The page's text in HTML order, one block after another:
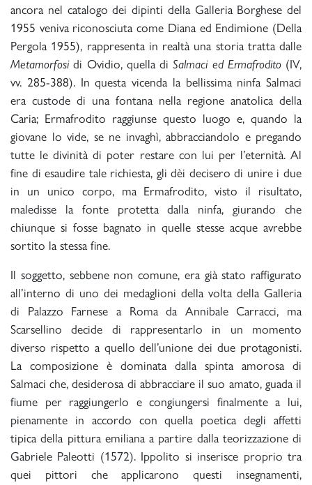
ancora nel catalogo dei dipinti della Galleria Borghese del
1955 veniva riconosciuta come Diana ed Endimione (Della
Pergola 1955), rappresenta in realtà una storia tratta dalle
Metamorfosidi Ovidio, quella diSalmaci ed Ermafrodito(IV,
vv. 285-388). In questa vicenda la bellissima ninfa Salmaci
era custode di una fontana nella regione anatolica della
Caria; Ermafrodito raggiunse questo luogo e, quando la
giovane lo vide, se ne invaghì, abbracciandolo e pregando
tutte le divinità di poter restare con lui per l’eternità. Al
fine di esaudire tale richiesta, gli dèi decisero di unire i due
in un unico corpo, ma Ermafrodito, visto il risultato,
maledisse la fonte protetta dalla ninfa, giurando che
chiunque si fosse bagnato in quelle stesse acque avrebbe
sortito la stessa fine.
Il soggetto, sebbene non comune, era già stato raffigurato
all’interno di uno dei medaglioni della volta della Galleria
di Palazzo Farnese a Roma da Annibale Carracci, ma
Scarsellino decide di rappresentarlo in un momento
diverso rispetto a quello dell’unione dei due protagonisti.
La composizione è dominata dalla spinta amorosa di
Salmaci che, desiderosa di abbracciare il suo amato, guada il
fiume per raggiungerlo e congiungersi finalmente a lui,
pienamente in accordo con quella poetica degli affetti
tipica della pittura emiliana a partire dalla teorizzazione di
Gabriele Paleotti (1572). Ippolito si inserisce proprio tra
quei pittori che applicarono questi insegnamenti,